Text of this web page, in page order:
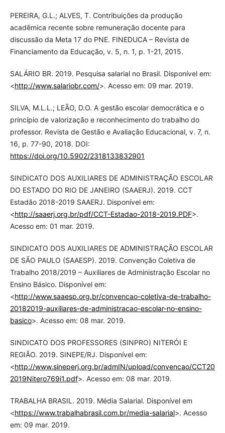
PEREIRA, G.L.; ALVES, T. Contribuições da produção
acadêmica recente sobre remuneração docente para
discussão da Meta 17 do PNE. FINEDUCA – Revista de
Financiamento da Educação, v. 5, n. 1, p. 1-21, 2015.
SALÁRIO BR. 2019. Pesquisa salarial no Brasil. Disponível em:
<http://www.salariobr.com/>. Acesso em: 09 mar. 2019.
SILVA, M.L.L.; LEÃO, D.O. A gestão escolar democrática e o
princípio de valorização e reconhecimento do trabalho do
professor. Revista de Gestão e Avaliação Educacional, v. 7, n.
16, p. 77-90, 2018. DOI:
https://doi.org/10.5902/2318133832901
SINDICATO DOS AUXILIARES DE ADMINISTRAÇÃO ESCOLAR
DO ESTADO DO RIO DE JANEIRO (SAAERJ). 2019. CCT
Estadão 2018-2019 SAAERJ. Disponível em:
<http://saaerj.org.br/pdf/CCT-Estadao-2018-2019.PDF>.
Acesso em: 01 mar. 2019.
SINDICATO DOS AUXILIARES DE ADMINISTRAÇÃO ESCOLAR
DE SÃO PAULO (SAAESP). 2019. Convenção Coletiva de
Trabalho 2018/2019 – Auxiliares de Administração Escolar no
Ensino Básico. Disponível em:
<http://www.saaesp.org.br/convencao-coletiva-de-trabalho-
20182019-auxiliares-de-administracao-escolar-no-ensino-
basico>. Acesso em: 08 mar. 2019.
SINDICATO DOS PROFESSORES (SINPRO) NITERÓI E
REGIÃO. 2019. SINEPE/RJ. Disponível em:
<http://www.sineperj.org.br/admIN/upload/convencao/
2019Nitero769i1.pdf>. Acesso em: 08 mar. 2019.
TRABALHA BRASIL. 2019. Média Salarial. Disponível em
<https://www.trabalhabrasil.com.br/media-salarial>. Acesso
em: 09 mar. 2019.